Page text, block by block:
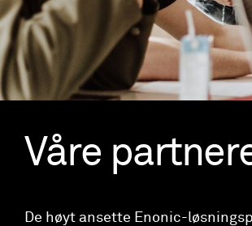
Våre
De høyt ansette Enonic-